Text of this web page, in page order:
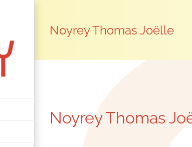
Noyrey Thomas Joëlle
Noyrey Thomas